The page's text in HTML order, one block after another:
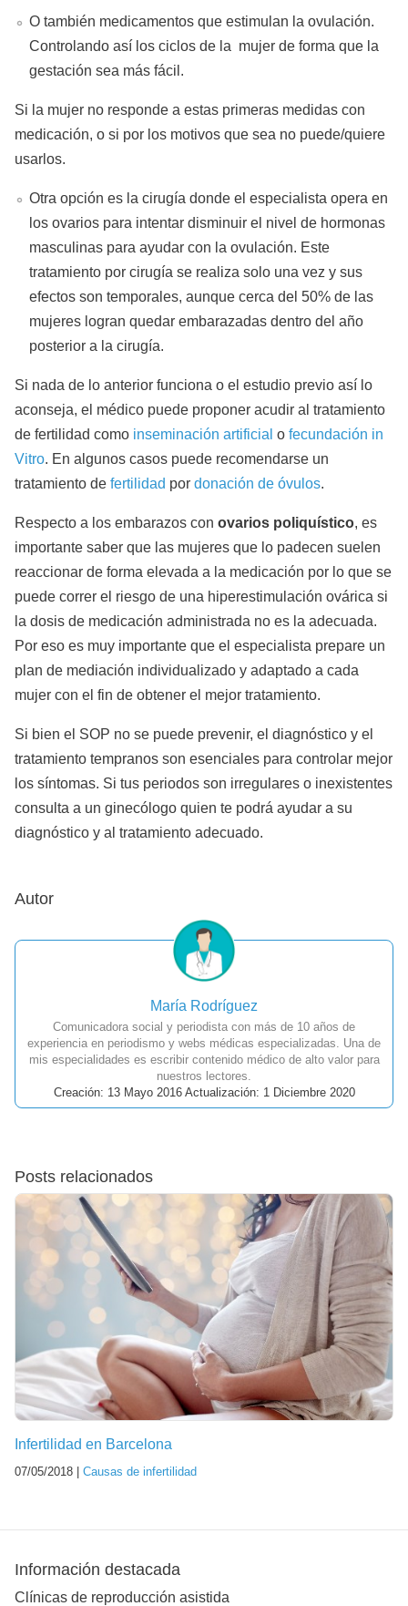
O también medicamentos que estimulan la ovulación.
Controlando así los ciclos de la mujer de forma que la
gestación sea más fácil.
Si la mujer no responde a estas primeras medidas con
medicación, o si por los motivos que sea no puede/quiere
usarlos.
Otra opción es la cirugía donde el especialista opera en
los ovarios para intentar disminuir el nivel de hormonas
masculinas para ayudar con la ovulación. Este
tratamiento por cirugía se realiza solo una vez y sus
efectos son temporales, aunque cerca del 50% de las
mujeres logran quedar embarazadas dentro del año
posterior a la cirugía.
Si nada de lo anterior funciona o el estudio previo así lo
aconseja, el médico puede proponer acudir al tratamiento
de fertilidad como inseminación artificial o fecundación in
Vitro. En algunos casos puede recomendarse un
tratamiento de fertilidad por donación de óvulos.
Respecto a los embarazos con ovarios poliquístico, es
importante saber que las mujeres que lo padecen suelen
reaccionar de forma elevada a la medicación por lo que se
puede correr el riesgo de una hiperestimulación ovárica si
la dosis de medicación administrada no es la adecuada.
Por eso es muy importante que el especialista prepare un
plan de mediación individualizado y adaptado a cada
mujer con el fin de obtener el mejor tratamiento.
Si bien el SOP no se puede prevenir, el diagnóstico y el
tratamiento tempranos son esenciales para controlar mejor
los síntomas. Si tus periodos son irregulares o inexistentes
consulta a un ginecólogo quien te podrá ayudar a su
diagnóstico y al tratamiento adecuado.
Autor
María Rodríguez
Comunicadora social y periodista con más de 10 años de
experiencia en periodismo y webs médicas especializadas. Una de
mis especialidades es escribir contenido médico de alto valor para
nuestros lectores.
Creación: 13 Mayo 2016 Actualización: 1 Diciembre 2020
Posts relacionados
Infertilidad en Barcelona
07/05/2018 | Causas de infertilidad
Información destacada
Clínicas de reproducción asistida